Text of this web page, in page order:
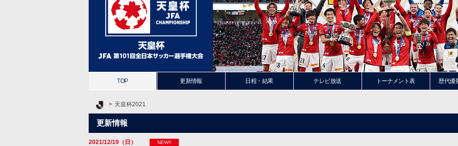
TOP 更新情報 日程・結果 テレビ放送 トーナメント表 歴代優
Ｊリーグ TOP
天皇杯2021
更新情報
2021/12/19（日） NEW!!